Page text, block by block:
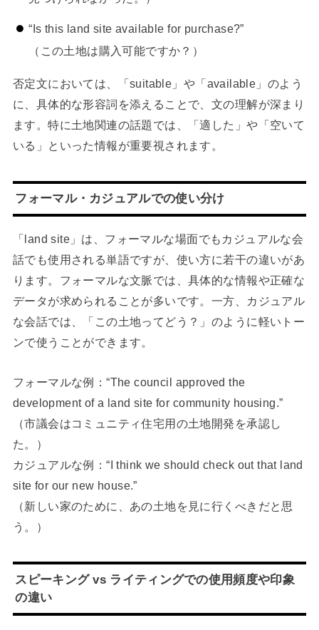
“Is this land site available for purchase?”
（この土地は購入可能ですか？）
否定文においては、「suitable」や「available」のよう
に、具体的な形容詞を添えることで、文の理解が深まり
ます。特に土地関連の話題では、「適した」や「空いて
いる」といった情報が重要視されます。
フォーマル・カジュアルでの使い分け
「land site」は、フォーマルな場面でもカジュアルな会
話でも使用される単語ですが、使い方に若干の違いがあ
ります。フォーマルな文脈では、具体的な情報や正確な
データが求められることが多いです。一方、カジュアル
な会話では、「この土地ってどう？」のように軽いトー
ンで使うことができます。
フォーマルな例：“The council approved the
development of a land site for community housing.”
（市議会はコミュニティ住宅用の土地開発を承認し
た。）
カジュアルな例：“I think we should check out that land
site for our new house.”
（新しい家のために、あの土地を見に行くべきだと思
う。）
スピーキング vs ライティングでの使用頻度や印象
の違い